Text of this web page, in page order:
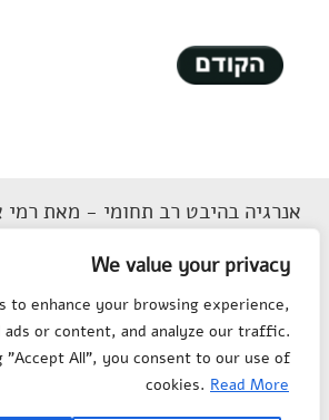
We value your privacy
to enhance your browsing experience,
ads or content, and analyze our traffic.
"Accept All", you consent to our use of
cookies. Read More
אנרגיה בהיבט רב תחומי - מאת רמי
הצהרת נגישות
מפת אתר
צור קשר